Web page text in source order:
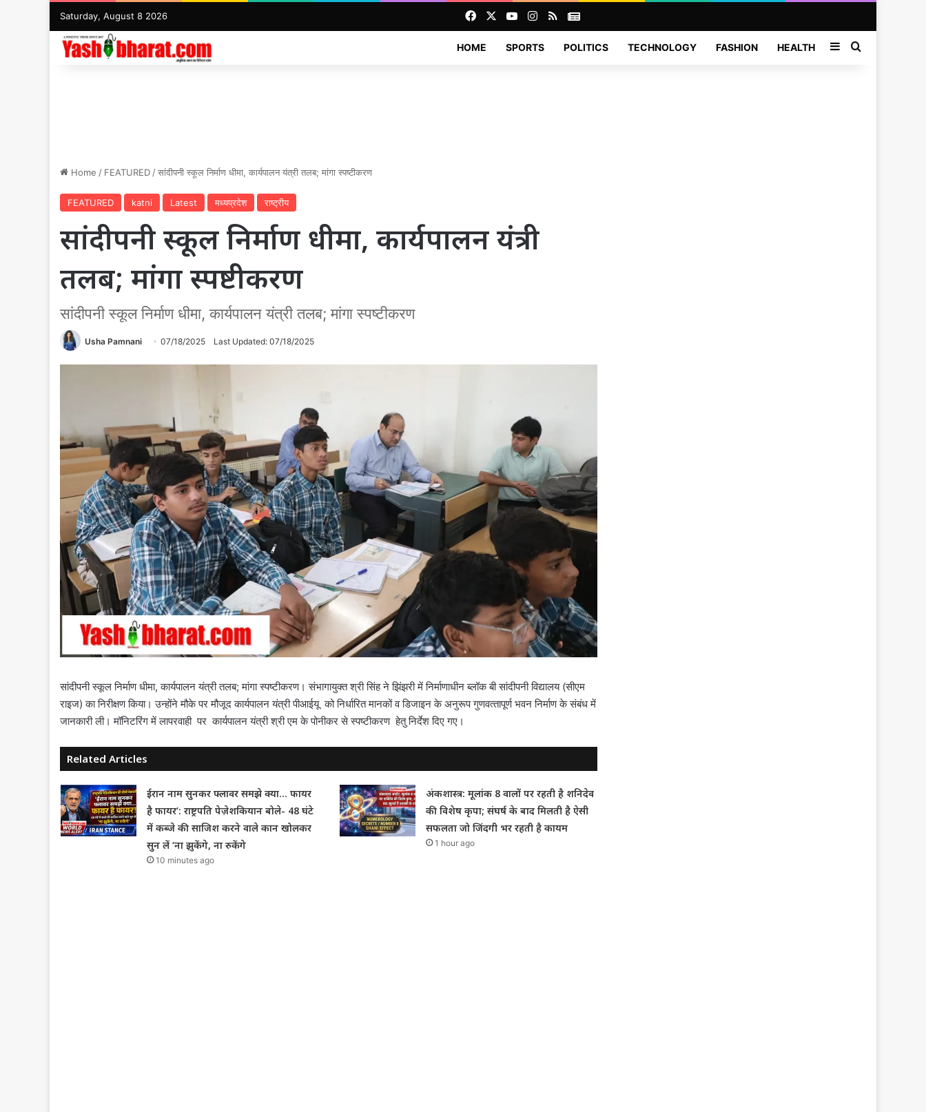
Saturday, August 8 2026 FacebookYouTubeInstagram
RSSNews
HOME SPORTS POLITICS TECHNOLOGY FASHION HEALTH SidebarSearch for
Home / FEATURED /सांदीपनी स्कूल निर्माण धीमा, कार्यपालन यंत्री तलब; मांगा स्पष्टीकरण
FEATURED katni Latest मध्यप्रदेश राष्ट्रीय
सांदीपनी स्कूल निर्माण धीमा, कार्यपालन यंत्री
तलब; मांगा स्पष्टीकरण
सांदीपनी स्कूल निर्माण धीमा, कार्यपालन यंत्री तलब; मांगा स्पष्टीकरण
Usha Pamnani 07/18/2025 Last Updated: 07/18/2025
सांदीपनी स्कूल निर्माण धीमा, कार्यपालन यंत्री तलब; मांगा स्पष्टीकरण। संभागायुक्‍त श्री सिंह ने झिंझरी में निर्माणाधीन ब्‍लॉक बी सांदीपनी विद्यालय (सीएम
राइज) का निरीक्षण किया। उन्‍होंने मौके पर मौजूद कार्यपालन यंत्री पीआईयू को निर्धारित मानकों व‍ डिजाइन के अनुरूप गुणवत्‍तापूर्ण भवन निर्माण के संबंध में
जानकारी ली। मॉनिटरिंग में लापरवाही पर कार्यपालन यंत्री श्री एम के पोनीकर से स्पष्टीकरण हेतु निर्देश दिए गए।
Related Articles
ईरान नाम सुनकर फ्लावर समझे क्या… फायर
है फायर’: राष्ट्रपति पेज़ेशकियान बोले- 48 घंटे
में कब्जे की साजिश करने वाले कान खोलकर
सुन लें ‘ना झुकेंगे, ना रुकेंगे
10 minutes ago
अंकशास्त्र: मूलांक 8 वालों पर रहती है शनिदेव
की विशेष कृपा; संघर्ष के बाद मिलती है ऐसी
सफलता जो जिंदगी भर रहती है कायम
1 hour ago